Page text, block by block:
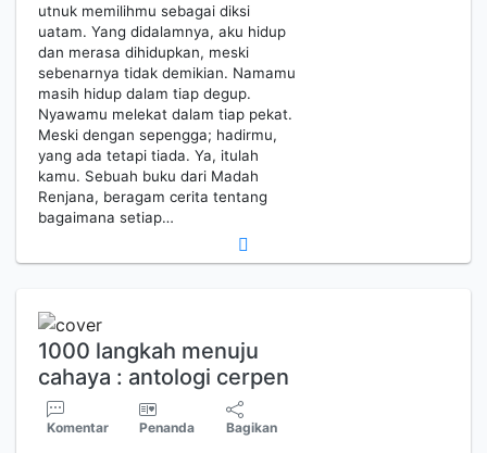
utnuk memilihmu sebagai diksi
uatam. Yang didalamnya, aku hidup
dan merasa dihidupkan, meski
sebenarnya tidak demikian. Namamu
masih hidup dalam tiap degup.
Nyawamu melekat dalam tiap pekat.
Meski dengan sepengga; hadirmu,
yang ada tetapi tiada. Ya, itulah
kamu. Sebuah buku dari Madah
Renjana, beragam cerita tentang
bagaimana setiap…
1000 langkah menuju
cahaya : antologi cerpen
Komentar Penanda Bagikan